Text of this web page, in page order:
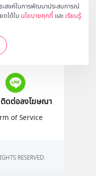
สงค์ในการพัฒนาประสบการณ์
ดได้ใน นโยบายคุกกี้ และ เรียนรู้
ที่
ติดต่อลงโฆษณา
of Service
RESERVED.